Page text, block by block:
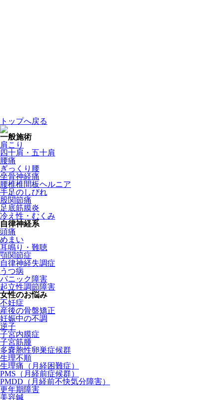
トップへ戻る
一般施術
肩こり
四十肩・五十肩
腰痛
ぎっくり腰
坐骨神経痛
腰椎椎間板ヘルニア
手足のしびれ
股関節痛
足底筋膜炎
冷え性・むくみ
自律神経系
頭痛
めまい
耳鳴り・難聴
顎関節症
自律神経失調症
うつ病
パニック障害
起立性調節障害
女性のお悩み
不妊症
産後の骨盤矯正
妊娠中の不調
逆子
子宮内膜症
子宮筋腫
多嚢胞性卵巣症候群
生理不順
生理痛（月経困難症）
PMS（月経前症候群）
PMDD（月経前不快気分障害）
更年期障害
美容鍼